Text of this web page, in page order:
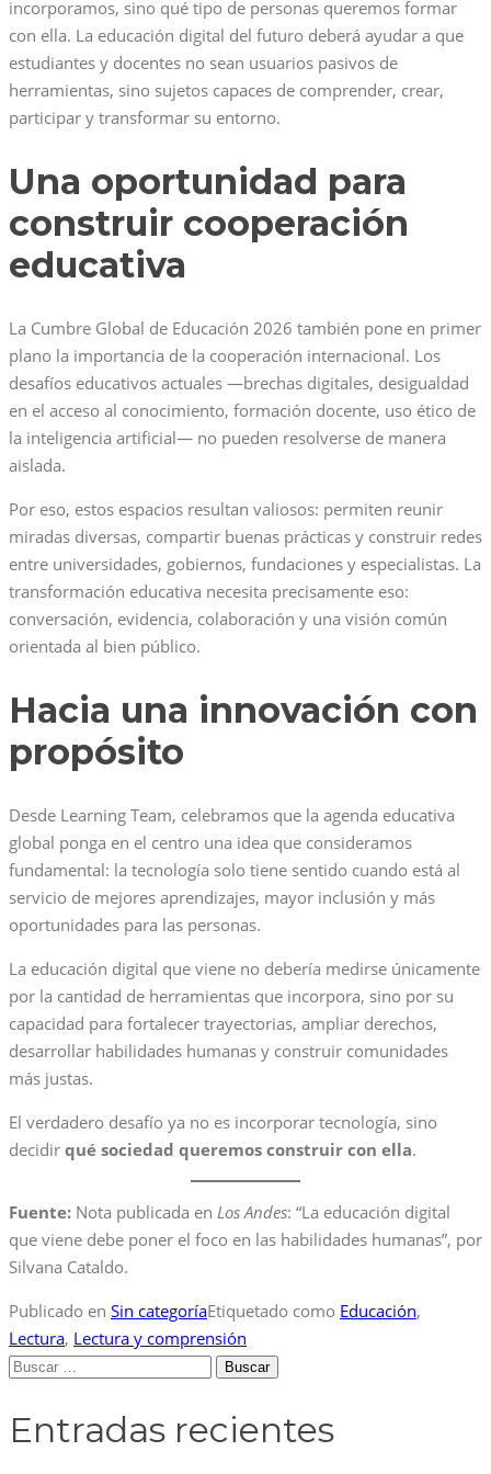
incorporamos, sino qué tipo de personas queremos formar
con ella. La educación digital del futuro deberá ayudar a que
estudiantes y docentes no sean usuarios pasivos de
herramientas, sino sujetos capaces de comprender, crear,
participar y transformar su entorno.
Una oportunidad para
construir cooperación
educativa
La Cumbre Global de Educación 2026 también pone en primer
plano la importancia de la cooperación internacional. Los
desafíos educativos actuales —brechas digitales, desigualdad
en el acceso al conocimiento, formación docente, uso ético de
la inteligencia artificial— no pueden resolverse de manera
aislada.
Por eso, estos espacios resultan valiosos: permiten reunir
miradas diversas, compartir buenas prácticas y construir redes
entre universidades, gobiernos, fundaciones y especialistas. La
transformación educativa necesita precisamente eso:
conversación, evidencia, colaboración y una visión común
orientada al bien público.
Hacia una innovación con
propósito
Desde Learning Team, celebramos que la agenda educativa
global ponga en el centro una idea que consideramos
fundamental: la tecnología solo tiene sentido cuando está al
servicio de mejores aprendizajes, mayor inclusión y más
oportunidades para las personas.
La educación digital que viene no debería medirse únicamente
por la cantidad de herramientas que incorpora, sino por su
capacidad para fortalecer trayectorias, ampliar derechos,
desarrollar habilidades humanas y construir comunidades
más justas.
El verdadero desafío ya no es incorporar tecnología, sino
decidir qué sociedad queremos construir con ella.
Fuente: Nota publicada en Los Andes: “La educación digital
que viene debe poner el foco en las habilidades humanas”, por
Silvana Cataldo.
Publicado en Sin categoríaEtiquetado como Educación,
Lectura, Lectura y comprensión
Buscar:
Entradas recientes